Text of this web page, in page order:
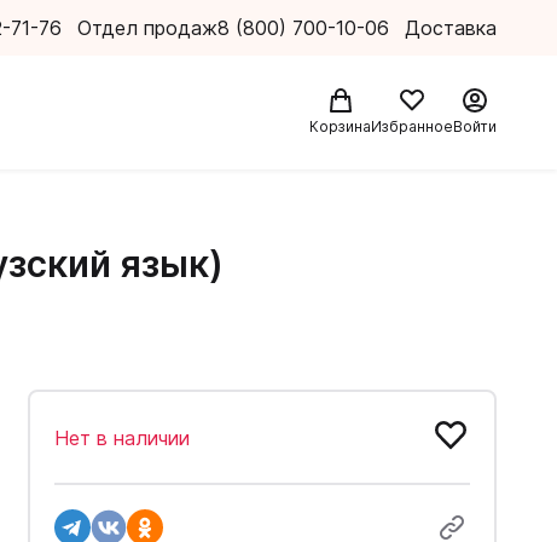
71-76 Отдел продаж8 (800) 700-10-06 Доставка
КорзинаИзбранноеВойти
язык)
Нет в наличии